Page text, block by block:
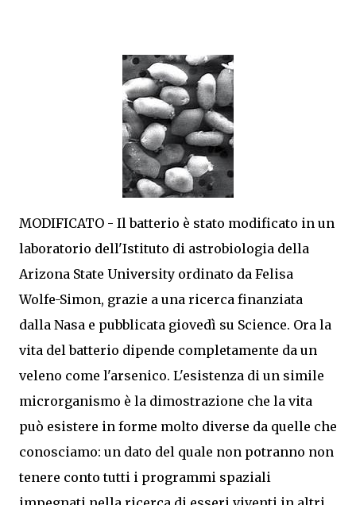
MODIFICATO - Il batterio è stato modificato in un
laboratorio dell'Istituto di astrobiologia della
Arizona State University ordinato da Felisa
Wolfe-Simon, grazie a una ricerca finanziata
dalla Nasa e pubblicata giovedì su Science. Ora la
vita del batterio dipende completamente da un
veleno come l'arsenico. L'esistenza di un simile
microrganismo è la dimostrazione che la vita
può esistere in forme molto diverse da quelle che
conosciamo: un dato del quale non potranno non
tenere conto tutti i programmi spaziali